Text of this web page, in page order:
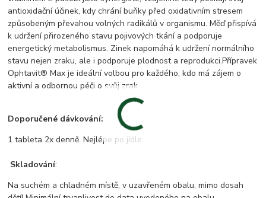
antioxidační účinek, kdy chrání buňky před oxidativním stresem
způsobeným převahou volných radikálů v organismu. Měď přispívá
k udržení přirozeného stavu pojivových tkání a podporuje
energetický metabolismus. Zinek napomáhá k udržení normálního
stavu nejen zraku, ale i podporuje plodnost a reprodukci.Přípravek
Ophtavit® Max je ideální volbou pro každého, kdo má zájem o
aktivní a odbornou péči o svůj zrak.
Doporučené dávkování:
1 tableta 2x denně. Nejlépe po jídle.
Skladování:
Na suchém a chladném místě, v uzavřeném obalu, mimo dosah